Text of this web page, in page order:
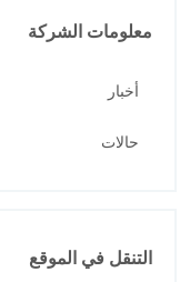
معلومات الشركة
أخبار
حالات
التنقل في الموقع